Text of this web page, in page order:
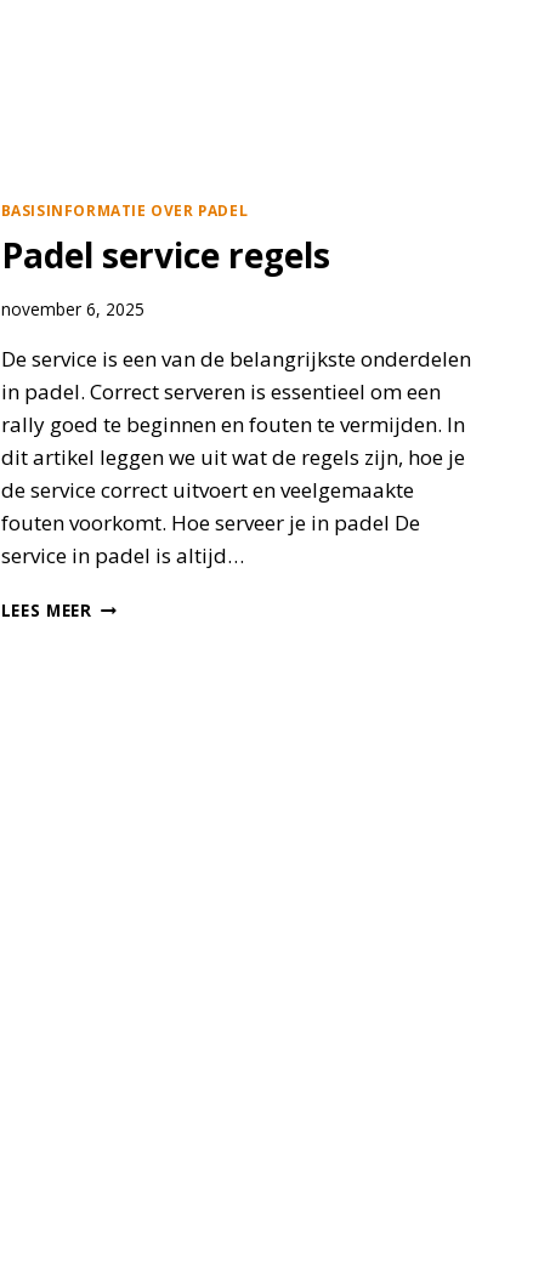
BASISINFORMATIE OVER PADEL
Padel service regels
november 6, 2025
De service is een van de belangrijkste onderdelen
in padel. Correct serveren is essentieel om een
rally goed te beginnen en fouten te vermijden. In
dit artikel leggen we uit wat de regels zijn, hoe je
de service correct uitvoert en veelgemaakte
fouten voorkomt. Hoe serveer je in padel De
service in padel is altijd…
LEES MEER PADEL